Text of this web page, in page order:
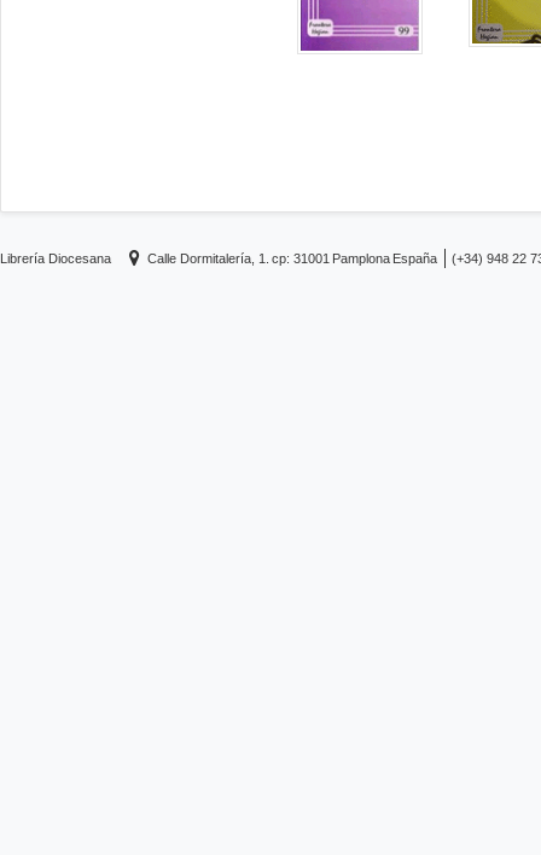
Librería Diocesana Calle Dormitalería, 1. cp: 31001 Pamplona España (+34) 948 22